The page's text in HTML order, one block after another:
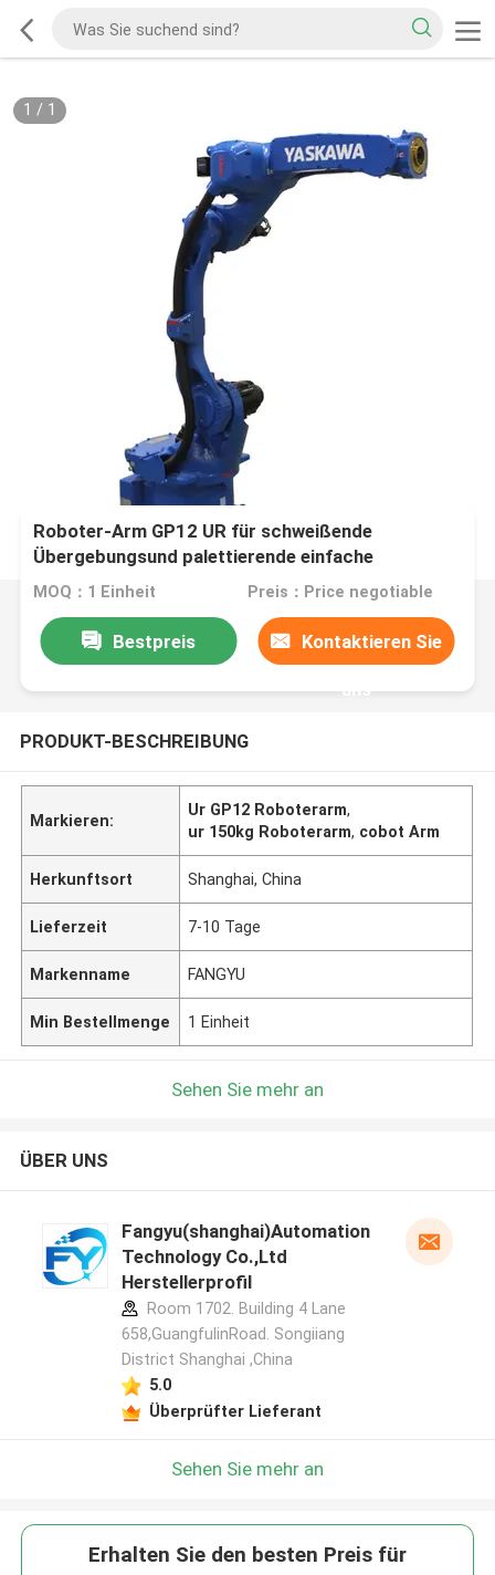
1 / 1
Roboter-Arm GP12 UR für schweißende
Übergebungsund palettierende einfache
Roboterstruktur einfache Operation
MOQ：1 Einheit Preis：Price negotiable
Bestpreis Kontaktieren Sie
uns
PRODUKT-BESCHREIBUNG
Markieren:
Ur GP12 Roboterarm,
ur 150kg Roboterarm, cobot Arm
Herkunftsort Shanghai, China
Lieferzeit 7-10 Tage
Markenname FANGYU
Min Bestellmenge 1 Einheit
Sehen Sie mehr an
ÜBER UNS
Fangyu(shanghai)Automation
Technology Co.,Ltd
Herstellerprofil
Room 1702. Building 4 Lane
658,GuangfulinRoad. Songiiang
District Shanghai ,China
5.0
Überprüfter Lieferant
Sehen Sie mehr an
Erhalten Sie den besten Preis für